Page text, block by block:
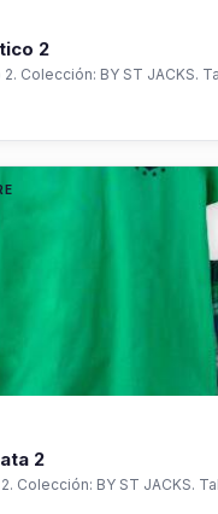
2
Colección: BY ST JACKS.
2
Colección: BY ST JACKS.